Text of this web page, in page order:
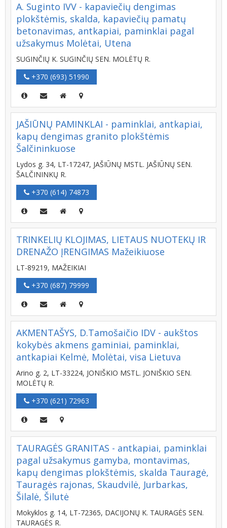
A. Suginto IVV - kapaviečių dengimas
plokštėmis, skalda, kapaviečių pamatų
betonavimas, antkapiai, paminklai pagal
užsakymus Molėtai, Utena
SUGINČIŲ K. SUGINČIŲ SEN. MOLĖTŲ R.
+370 (693) 51990
JAŠIŪNŲ PAMINKLAI - paminklai, antkapiai,
kapų dengimas granito plokštėmis
Šalčininkuose
Lydos g. 34, LT-17247, JAŠIŪNŲ MSTL. JAŠIŪNŲ SEN.
ŠALČININKŲ R.
+370 (614) 74873
TRINKELIŲ KLOJIMAS, LIETAUS NUOTEKŲ IR
DRENAŽO ĮRENGIMAS Mažeikiuose
LT-89219, MAŽEIKIAI
+370 (687) 79999
AKMENTAŠYS, D.Tamošaičio IDV - aukštos
kokybės akmens gaminiai, paminklai,
antkapiai Kelmė, Molėtai, visa Lietuva
Arino g. 2, LT-33224, JONIŠKIO MSTL. JONIŠKIO SEN.
MOLĖTŲ R.
+370 (621) 72963
TAURAGĖS GRANITAS - antkapiai, paminklai
pagal užsakymus gamyba, montavimas,
kapų dengimas plokštėmis, skalda Tauragė,
Tauragės rajonas, Skaudvilė, Jurbarkas,
Šilalė, Šilutė
Mokyklos g. 14, LT-72365, DACIJONŲ K. TAURAGĖS SEN.
TAURAGĖS R.